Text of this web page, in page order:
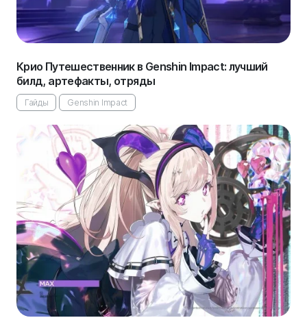
Крио Путешественник в Genshin Impact: лучший
билд, артефакты, отряды
Гайды Genshin Impact